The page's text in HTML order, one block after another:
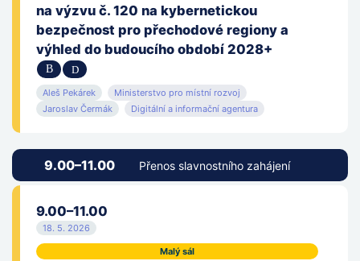
na výzvu č. 120 na kybernetickou
bezpečnost pro přechodové regiony a
výhled do budoucího období 2028+
Aleš Pekárek
Ministerstvo pro místní rozvoj
Jaroslav Čermák
Digitální a informační agentura
9.00–11.00 Přenos slavnostního zahájení
9.00–11.00
18. 5. 2026
Malý sál